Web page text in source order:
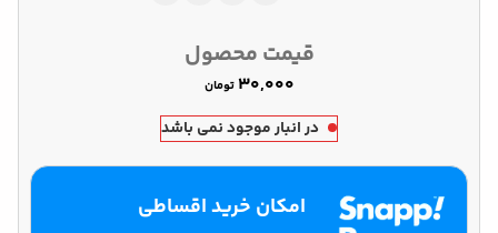
قیمت محصول
تومان
در انبار موجود نمی باشد
امکان خرید اقساطی